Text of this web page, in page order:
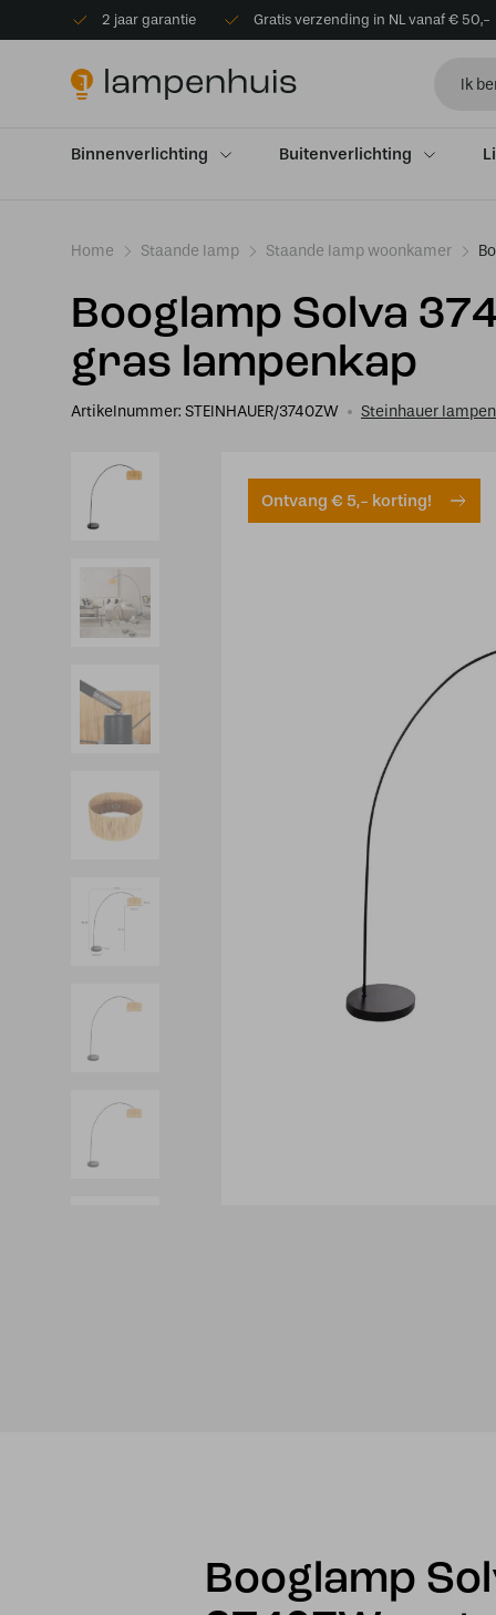
2 jaar garantie Gratis verzending in NL vanaf € 50,-
Binnenverlichting Buitenverlichting
Home Staande lamp Staande lamp woonkamer
Booglamp Solva
gras lampenkap
Artikelnummer: STEINHAUER/3740ZW Steinhauer lampen
Ontvang € 5,- korting!
Booglamp